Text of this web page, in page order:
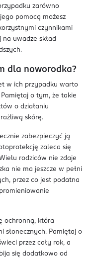
zarówno
pomocą możesz
czynnikami
uwadze skład
dla noworodka?
w ich przypadku warto
o tym, że takie
o działaniu
skórę.
zabezpieczyć ją
zaleca się
rodziców nie zdaje
nie ma jeszcze w pełni
przez co jest podatna
ochronną, która
słonecznych. Pamiętaj o
przez cały rok, a
się dodatkowo od